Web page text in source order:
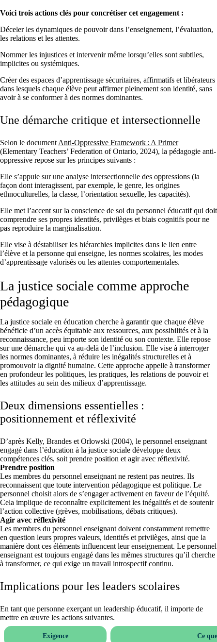
Voici trois actions clés pour concrétiser cet engagement :
Déceler les dynamiques de pouvoir dans l’enseignement, l’évaluation,
les relations et les attentes.
Nommer les injustices et intervenir même lorsqu’elles sont subtiles,
implicites ou systémiques.
Créer des espaces d’apprentissage sécuritaires, affirmatifs et libérateurs
dans lesquels chaque élève peut affirmer pleinement son identité, sans
avoir à se conformer à des normes dominantes.
Une démarche critique et intersectionnelle
Selon le document Anti-Oppressive Framework : A Primer
(Elementary Teachers’ Federation of Ontario, 2024), la pédagogie anti-
oppressive repose sur les principes suivants :
Elle s’appuie sur une analyse intersectionnelle des oppressions (la
façon dont interagissent, par exemple, le genre, les origines
ethnoculturelles, la classe, l’orientation sexuelle, les capacités).
Elle met l’accent sur la conscience de soi du personnel éducatif qui doit
comprendre ses propres identités, privilèges et biais cognitifs pour ne
pas reproduire la marginalisation.
Elle vise à déstabiliser les hiérarchies implicites dans le lien entre
l’élève et la personne qui enseigne, les normes scolaires, les modes
d’apprentissage valorisés ou les attentes comportementales.
La justice sociale comme approche
pédagogique
La justice sociale en éducation cherche à garantir que chaque élève
bénéficie d’un accès équitable aux ressources, aux possibilités et à la
reconnaissance, peu importe son identité ou son contexte. Elle repose
sur une démarche qui va au-delà de l’inclusion. Elle vise à interroger
les normes dominantes, à réduire les inégalités structurelles et à
promouvoir la dignité humaine. Cette approche appelle à transformer
en profondeur les politiques, les pratiques, les relations de pouvoir et
les attitudes au sein des milieux d’apprentissage.
Deux dimensions essentielles :
positionnement et réflexivité
D’après Kelly, Brandes et Orlowski (2004), le personnel enseignant
engagé dans l’éducation à la justice sociale développe deux
compétences clés, soit prendre position et agir avec réflexivité.
Prendre position
Les membres du personnel enseignant ne restent pas neutres. Ils
reconnaissent que toute intervention pédagogique est politique. Le
personnel choisit alors de s’engager activement en faveur de l’équité.
Cela implique de reconnaître explicitement les inégalités et de soutenir
l’action collective (grèves, mobilisations, débats critiques).
Agir avec réflexivité
Les membres du personnel enseignant doivent constamment remettre
en question leurs propres valeurs, identités et privilèges, ainsi que la
manière dont ces éléments influencent leur enseignement. Le personnel
enseignant est toujours engagé dans les mêmes structures qu’il cherche
à transformer, ce qui exige un travail introspectif continu.
Implications pour les leaders scolaires
En tant que personne exerçant un leadership éducatif, il importe de
mettre en œuvre les actions suivantes.
Exigence Ce